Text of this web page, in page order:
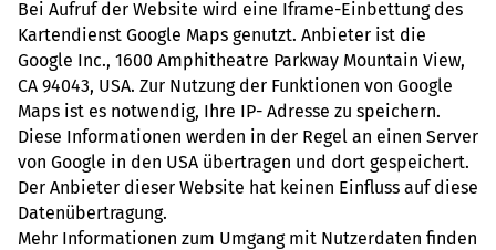
Bei Aufruf der Web­site wird eine Iframe-Ein­bet­tung des
Kar­ten­dienst Google Maps genutzt. Anbie­ter ist die
Google Inc., 1600 Amphi­theatre Park­way Moun­tain View,
CA 94043, USA. Zur Nut­zung der Funk­tio­nen von Google
Maps ist es not­wen­dig, Ihre IP- Adresse zu spei­chern.
Diese Infor­ma­tio­nen werden in der Regel an einen Server
von Google in den USA über­tra­gen und dort gespei­chert.
Der Anbie­ter dieser Web­site hat keinen Ein­fluss auf diese
Daten­über­tra­gung.
Mehr Infor­ma­tio­nen zum Umgang mit Nut­zer­da­ten finden